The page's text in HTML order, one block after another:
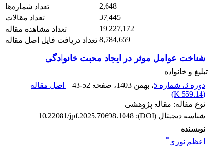
تعداد شماره‌ها
2,648
تعداد مقالات
37,445
تعداد مشاهده مقاله
19,227,172
تعداد دریافت فایل اصل مقاله 8,784,659
شناخت عوامل موثر در ایجاد محبت خانوادگی
تبلیغ و خانواده
دوره 3، شماره 5
، بهمن 1403 ، صفحه 43-52
اصل مقاله
(
559.14 K
)
نوع مقاله: مقاله پژوهشی
شناسه دیجیتال (DOI):
10.22081/jpf.2025.70698.1048
نویسنده
اعظم نوری*